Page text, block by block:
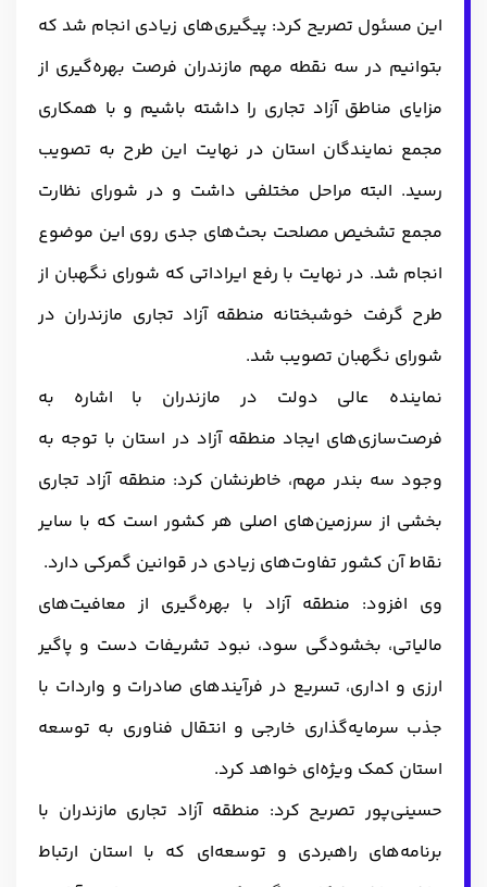
این مسئول تصریح کرد: پیگیری‌های زیادی انجام شد که
بتوانیم در سه نقطه مهم مازندران فرصت بهره‌گیری از
مزایای مناطق آزاد تجاری را داشته باشیم و با همکاری
مجمع نمایندگان استان در نهایت این طرح به تصویب
رسید. البته مراحل مختلفی داشت و در شورای نظارت
مجمع تشخیص مصلحت بحث‌های جدی روی این موضوع
انجام شد. در نهایت با رفع ایراداتی که شورای نگهبان از
طرح گرفت خوشبختانه منطقه آزاد تجاری مازندران در
شورای نگهبان تصویب شد.
نماینده عالی دولت در مازندران با اشاره به
فرصت‌سازی‌های ایجاد منطقه آزاد در استان با توجه به
وجود سه بندر مهم، خاطرنشان کرد: منطقه آزاد تجاری
بخشی از سرزمین‌های اصلی هر کشور است که با سایر
نقاط آن کشور تفاوت‌های زیادی در قوانین گمرکی دارد.
وی افزود: منطقه آزاد با بهره‌گیری از معافیت‌های
مالیاتی، بخشودگی سود، نبود تشریفات دست و پاگیر
ارزی و اداری، تسریع در فرآیندهای صادرات و واردات با
جذب سرمایه‌گذاری خارجی و انتقال فناوری به توسعه
استان کمک ویژه‌ای خواهد کرد.
حسینی‌پور تصریح کرد: منطقه آزاد تجاری مازندران با
برنامه‌های راهبردی و توسعه‌ای که با استان ارتباط